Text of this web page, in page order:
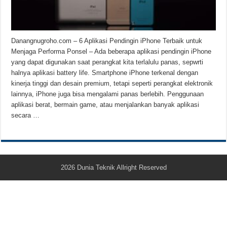
Danangnugroho.com – 6 Aplikasi Pendingin iPhone Terbaik untuk
Menjaga Performa Ponsel – Ada beberapa aplikasi pendingin iPhone
yang dapat digunakan saat perangkat kita terlalulu panas, sepwrti
halnya aplikasi battery life. Smartphone iPhone terkenal dengan
kinerja tinggi dan desain premium, tetapi seperti perangkat elektronik
lainnya, iPhone juga bisa mengalami panas berlebih. Penggunaan
aplikasi berat, bermain game, atau menjalankan banyak aplikasi
secara …
2026 Dunia Teknik Allright Reserved